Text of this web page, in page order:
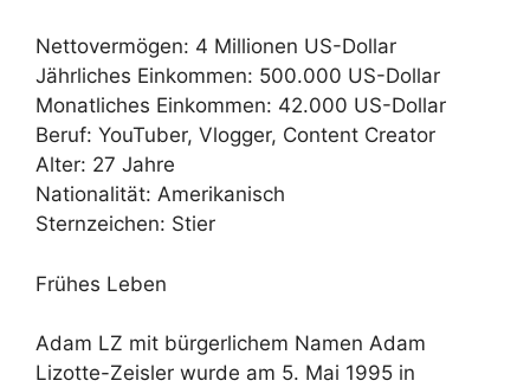
Nettovermögen: 4 Millionen US-Dollar
Jährliches Einkommen: 500.000 US-Dollar
Monatliches Einkommen: 42.000 US-Dollar
Beruf: YouTuber, Vlogger, Content Creator
Alter: 27 Jahre
Nationalität: Amerikanisch
Sternzeichen: Stier
Frühes Leben
Adam LZ mit bürgerlichem Namen Adam
Lizotte-Zeisler wurde am 5. Mai 1995 in